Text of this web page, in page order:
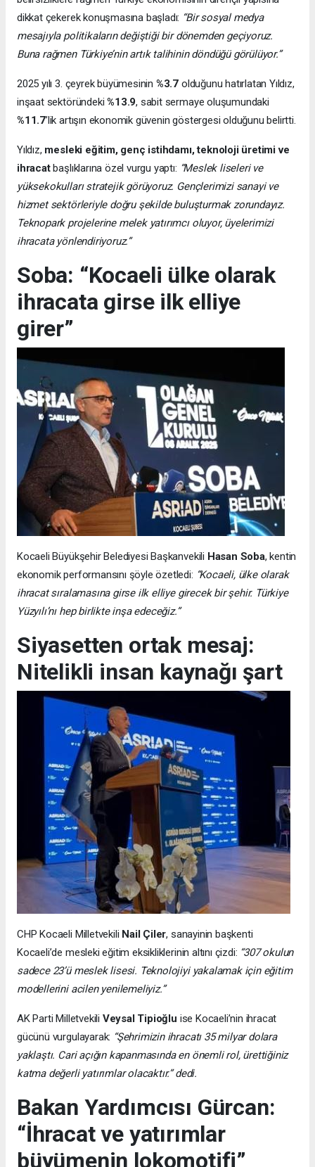
dikkat çekerek konuşmasına başladı: “Bir sosyal medya
mesajıyla politikaların değiştiği bir dönemden geçiyoruz.
Buna rağmen Türkiye’nin artık talihinin döndüğü görülüyor.”
2025 yılı 3. çeyrek büyümesinin %3.7 olduğunu hatırlatan Yıldız,
inşaat sektöründeki%13.9, sabit sermaye oluşumundaki
%11.7’lik artışın ekonomik güvenin göstergesi olduğunu belirtti.
Yıldız, mesleki eğitim, genç istihdamı, teknoloji üretimi ve
ihracatbaşlıklarına özel vurgu yaptı: “Meslek liseleri ve
yüksekokulları stratejik görüyoruz. Gençlerimizi sanayi ve
hizmet sektörleriyle doğru şekilde buluşturmak zorundayız.
Teknopark projelerine melek yatırımcı oluyor, üyelerimizi
ihracata yönlendiriyoruz.”
Soba: “Kocaeli ülke olarak
ihracata girse ilk elliye
girer”
Kocaeli Büyükşehir Belediyesi Başkanvekili Hasan Soba, kentin
ekonomik performansını şöyle özetledi: “Kocaeli, ülke olarak
ihracat sıralamasına girse ilk elliye girecek bir şehir. Türkiye
Yüzyılı’nı hep birlikte inşa edeceğiz.”
Siyasetten ortak mesaj:
Nitelikli insan kaynağı şart
CHP Kocaeli Milletvekili Nail Çiler, sanayinin başkenti
Kocaeli’de mesleki eğitim eksikliklerinin altını çizdi: “307 okulun
sadece 23’ü meslek lisesi. Teknolojiyi yakalamak için eğitim
modellerini acilen yenilemeliyiz.”
AK Parti Milletvekili Veysal Tipioğlu ise Kocaeli’nin ihracat
gücünü vurgulayarak: “Şehrimizin ihracatı 35 milyar dolara
yaklaştı. Cari açığın kapanmasında en önemli rol, ürettiğiniz
katma değerli yatırımlar olacaktır.” dedi.
Bakan Yardımcısı Gürcan:
“İhracat ve yatırımlar
büyümenin lokomotifi”